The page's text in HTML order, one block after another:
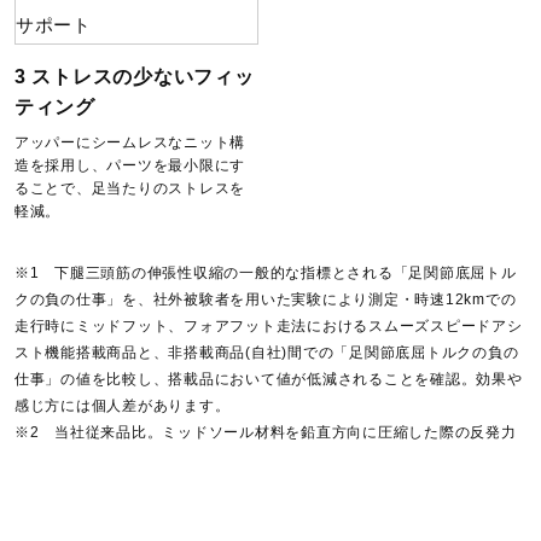
51）25.0～29.0cm
52）25.0～29.0、30.0cm
素材
甲材：合成繊維
カラー
01：ホワイト×ブラック×ブルー
51：グレー×レッド×ブラック
52：ライトグレー×ホワイト×オレンジ
3 ストレスの少ないフィッ
ティング
アッパーにシームレスなニット構
造を採用し、パーツを最小限にす
ることで、足当たりのストレスを
軽減。
※1 下腿三頭筋の伸張性収縮の一般的な指標とされる「足関節底屈トル
クの負の仕事」を、社外被験者を用いた実験により測定・時速12kmでの
走行時にミッドフット、フォアフット走法におけるスムーズスピードアシ
スト機能搭載商品と、非搭載商品(自社)間での「足関節底屈トルクの負の
仕事」の値を比較し、搭載品において値が低減されることを確認。効果や
感じ方には個人差があります。
※2 当社従来品比。ミッドソール材料を鉛直方向に圧縮した際の反発力